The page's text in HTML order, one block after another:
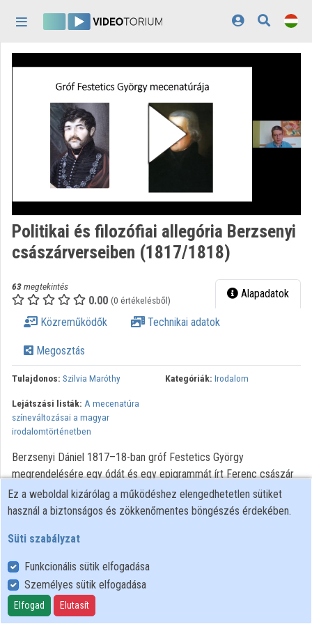
Bejelentkezés
Felfedezés
Kategóriák
Lejátszási listák
Közreműködők
Politikai és filozófiai allegória Berzsenyi
császárverseiben (1817/1818)
63megtekintés
0.00 (0 értékelésből) Alapadatok
Közreműködők Technikai adatok
Megosztás
Tulajdonos: Szilvia Maróthy Kategóriák: Irodalom
Lejátszási listák: A mecenatúra
színeváltozásai a magyar
irodalomtörténetben
Berzsenyi Dániel 1817–18-ban gróf Festetics György
megrendelésére egy ódát és egy epigrammát írt Ferenc császár
és király tervezett keszthelyi látogatásának alkalmából. (Felséges
Királyunknak Keszthelyre váratásakor; Felirás). A verseket
olvasni, s ennek megfelelően dicsérni vagy kárhoztatni. Az
kísérletet. Elsőként megvizsgálom a keletkezés – a Berzsenyi-
életmű többi darabjához képest kivételesen jól – dokumentálható
körülményeit. A továbbiakban egy olyan olvasatra teszek
Ez a weboldal kizárólag a működéshez elengedhetetlen sütiket
használ a biztonságos és zökkenőmentes böngészés érdekében.
Süti szabályzat
Funkcionális sütik elfogadása
Személyes sütik elfogadása
Elfogad Elutasít